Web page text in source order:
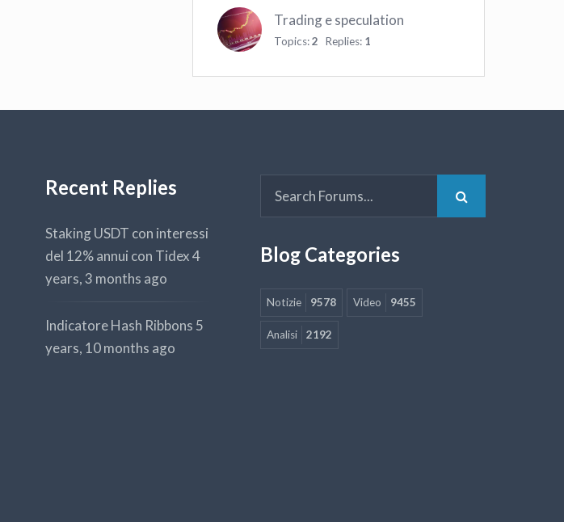
Trading e speculation
Topics:2 Replies: 1
Recent Replies
Staking USDT con interessi
del 12% annui con Tidex4
years, 3 months ago
Indicatore Hash Ribbons 5
years, 10 months ago
Blog Categories
Notizie 9578 Video 9455
Analisi 2192